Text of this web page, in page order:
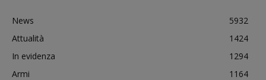
News
5932
Attualità
1424
In evidenza
1294
Armi
1164